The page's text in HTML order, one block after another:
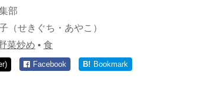
部
（せきぐち・あやこ）
菜炒め • 食
Facebook B! Bookmark